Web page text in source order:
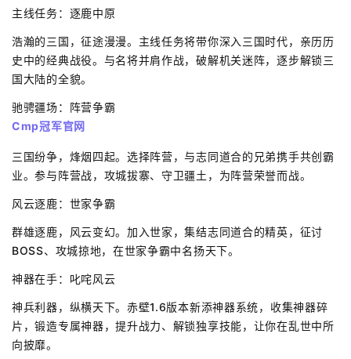
主线任务：逐鹿中原
浩瀚的三国，征途漫漫。主线任务将带你深入三国时代，亲历历
史中的经典战役。与名将并肩作战，破解机关迷阵，逐步解锁三
国大陆的全貌。
驰骋疆场：阵营争霸
Cmp冠军官网
三国纷争，烽烟四起。选择阵营，与志同道合的兄弟携手共创霸
业。参与阵营战，攻城拔寨、守卫疆土，为阵营荣誉而战。
风云逐鹿：世家争霸
群雄逐鹿，风云变幻。加入世家，集结志同道合的精英，征讨
BOSS、攻城掠地，在世家争霸中名扬天下。
神器在手：叱咤风云
神兵利器，纵横天下。赤壁1.6版本新添神器系统，收集神器碎
片，锻造专属神器，提升战力、解锁独享技能，让你在乱世中所
向披靡。